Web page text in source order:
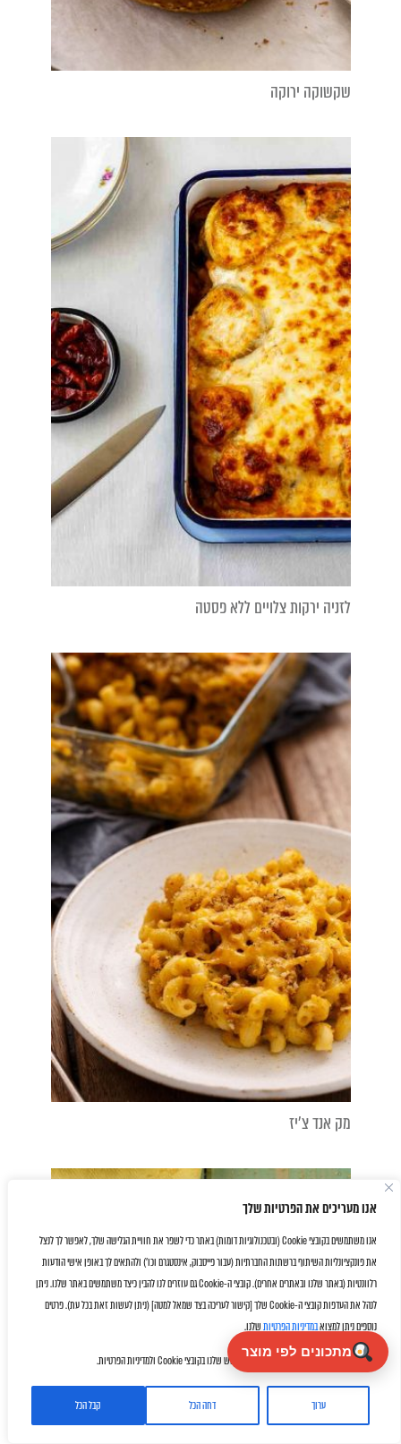
אנו מעריכים את הפרטיות שלך
אנו משתמשים בקובצי Cookie (ובטכנולוגיות דומות) באתר כדי לשפר את חוויית הגלישה שלך, לאפשר לך לנצל
את פונקציונליות השיתוף ברשתות החברתיות (עבור פייסבוק, אינסטגרם וכו') ולהתאים לך באופן אישי הודעות
רלוונטיות (באתר שלנו ובאתרים אחרים). קובצי ה-Cookie גם עוזרים לנו להבין כיצד משתמשים באתר שלנו. ניתן
לנהל את העדפות קובצי ה-Cookie שלך [קישור לעריכה בצד שמאל למטה] (ניתן לעשות זאת בכל עת). פרטים
נוספים ניתן למצואבמדיניות הפרטיותשלנו.
על ידי לחיצה על "אישור" את/ה מסכימ/ה לשימוש שלנו בקובצי Cookie ולמדיניות הפרטיות.
ערוך דחה הכל קבל הכל
שקשוקה ירוקה
לזניה ירקות צלויים ללא פסטה
מק אנד צ׳יז
Email
מתכונים לפי מוצר